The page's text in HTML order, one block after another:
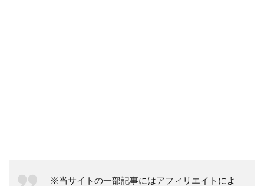
※当サイトの一部記事にはアフィリエイトによ